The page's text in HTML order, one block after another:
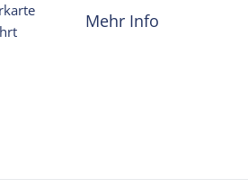
Mehr Info